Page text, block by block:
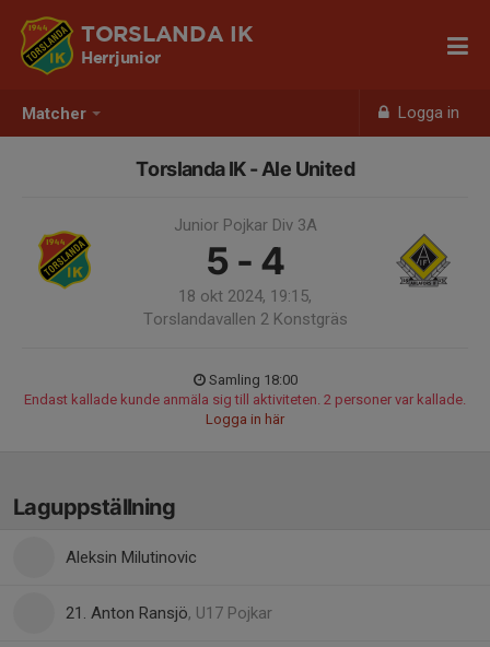
Matcher Logga in
TORSLANDA IK
Herrjunior
Torslanda IK - Ale United
Junior Pojkar Div 3A
5 - 4
18 okt 2024, 19:15,
Torslandavallen 2 Konstgräs
Samling 18:00
Endast kallade kunde anmäla sig till aktiviteten. 2 personer var kallade.
Logga in här
Laguppställning
Aleksin Milutinovic
21. Anton Ransjö, U17 Pojkar